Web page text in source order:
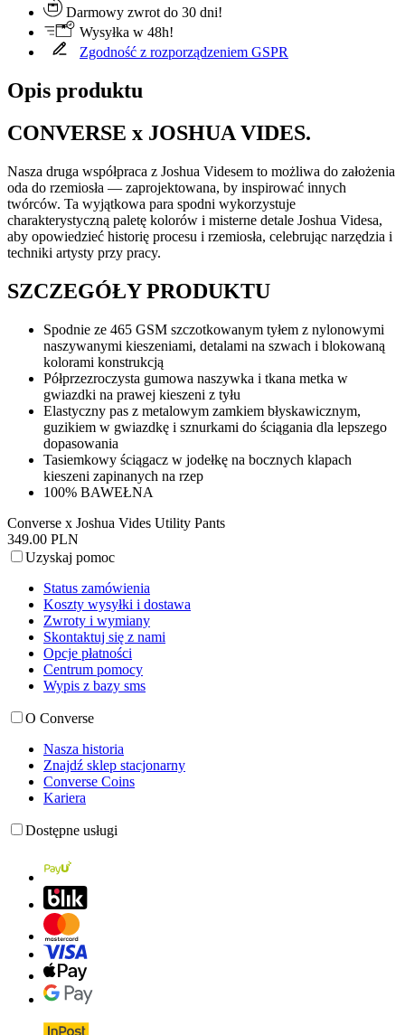
Darmowy zwrot do 30 dni!
Wysyłka w 48h!
Zgodność z rozporządzeniem GSPR
Opis produktu
CONVERSE x JOSHUA VIDES.
Nasza druga współpraca z Joshua Videsem to możliwa do założenia
oda do rzemiosła — zaprojektowana, by inspirować innych
twórców. Ta wyjątkowa para spodni wykorzystuje
charakterystyczną paletę kolorów i misterne detale Joshua Videsa,
aby opowiedzieć historię procesu i rzemiosła, celebrując narzędzia i
techniki artysty przy pracy.
SZCZEGÓŁY PRODUKTU
Spodnie ze 465 GSM szczotkowanym tyłem z nylonowymi
naszywanymi kieszeniami, detalami na szwach i blokowaną
kolorami konstrukcją
Półprzezroczysta gumowa naszywka i tkana metka w
gwiazdki na prawej kieszeni z tyłu
Elastyczny pas z metalowym zamkiem błyskawicznym,
guzikiem w gwiazdkę i sznurkami do ściągania dla lepszego
dopasowania
Tasiemkowy ściągacz w jodełkę na bocznych klapach
kieszeni zapinanych na rzep
100% BAWEŁNA
Converse x Joshua Vides Utility Pants
349.00 PLN
Uzyskaj pomoc
Status zamówienia
Koszty wysyłki i dostawa
Zwroty i wymiany
Skontaktuj się z nami
Opcje płatności
Centrum pomocy
Wypis z bazy sms
O Converse
Nasza historia
Znajdź sklep stacjonarny
Converse Coins
Kariera
Dostępne usługi